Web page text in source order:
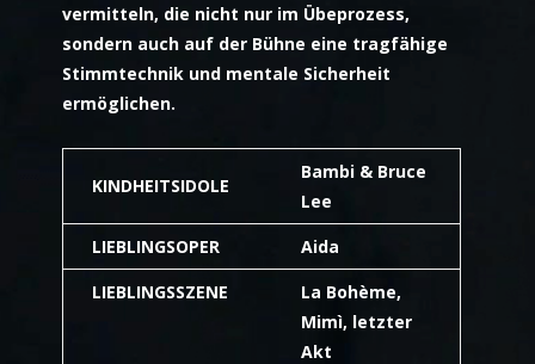
vermitteln, die nicht nur im Übeprozess,
sondern auch auf der Bühne eine tragfähige
Stimmtechnik und mentale Sicherheit
ermöglichen.
KINDHEITSIDOLE
Bambi & Bruce
Lee
LIEBLINGSOPER
Aida
LIEBLINGSSZENE
La Bohème,
Mimì, letzter
Akt